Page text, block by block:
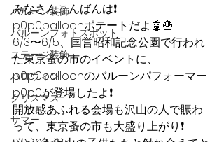
バルーン装飾
バルーンフォトスポット
ステージ装飾
ハロウィン
クリスマス
サマー
みなさんこんばんは❗️
p0p0balloonポテートだよ🤖🍟
6/3〜6/5、国営昭和記念公園で行われ
た東京蚤の市のイベントに、
p0p0balloonのバルーンパフォーマー
p0p0が登場したよ❗️
開放感あふれる会場も沢山の人で賑わ
って、東京蚤の市も大盛り上がり❗️